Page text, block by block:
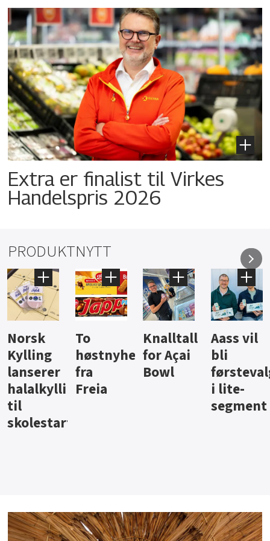
Extra er finalist til Virkes
Handelspris 2026
PRODUKTNYTT
Knalltall
for Açai
Bowl
Aass vil
bli
førstevalg
i lite-
Brus og
jus fra
Berentsen
Hard
iste fra
Hansa